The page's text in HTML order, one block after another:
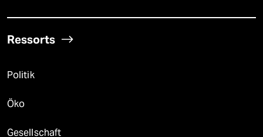
Ressorts
Politik
Öko
Gesellschaft